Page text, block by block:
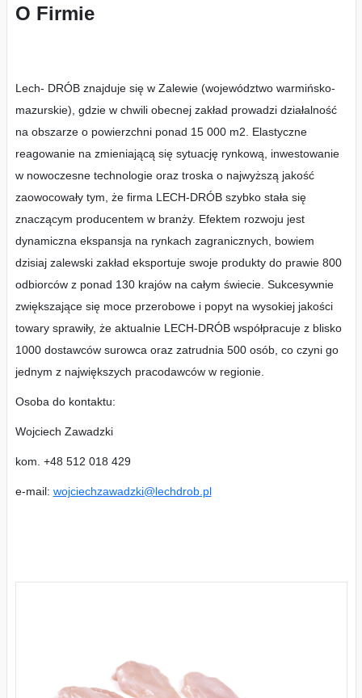
O Firmie
Lech- DRÓB znajduje się w Zalewie (województwo warmińsko-
mazurskie), gdzie w chwili obecnej zakład prowadzi działalność
na obszarze o powierzchni ponad 15 000 m2. Elastyczne
reagowanie na zmieniającą się sytuację rynkową, inwestowanie
w nowoczesne technologie oraz troska o najwyższą jakość
zaowocowały tym, że firma LECH-DRÓB szybko stała się
znaczącym producentem w branży. Efektem rozwoju jest
dynamiczna ekspansja na rynkach zagranicznych, bowiem
dzisiaj zalewski zakład eksportuje swoje produkty do prawie 800
odbiorców z ponad 130 krajów na całym świecie. Sukcesywnie
zwiększające się moce przerobowe i popyt na wysokiej jakości
towary sprawiły, że aktualnie LECH-DRÓB współpracuje z blisko
1000 dostawców surowca oraz zatrudnia 500 osób, co czyni go
jednym z największych pracodawców w regionie.
Osoba do kontaktu:
Wojciech Zawadzki
kom. +48 512 018 429
e-mail: wojciechzawadzki@lechdrob.pl